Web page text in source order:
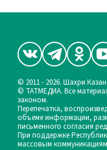
© 2011 - 2026. Шахри
© ТАТМЕДИА. Все
законом.
Перепечатка,
объеме информации,
письменного согласия
При поддержке
массовым